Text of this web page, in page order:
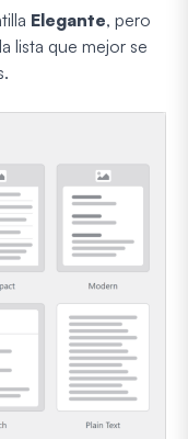
Elegante, pero
lista que mejor se